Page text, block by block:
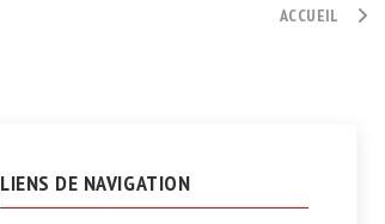
ACCUEIL
LIENS DE NAVIGATION